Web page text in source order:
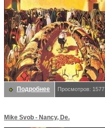
MoonMorningstar&EveStar.
Blumenschein,
Подробнее Просмотров: 1577
Mike Svob - Nancy, De.